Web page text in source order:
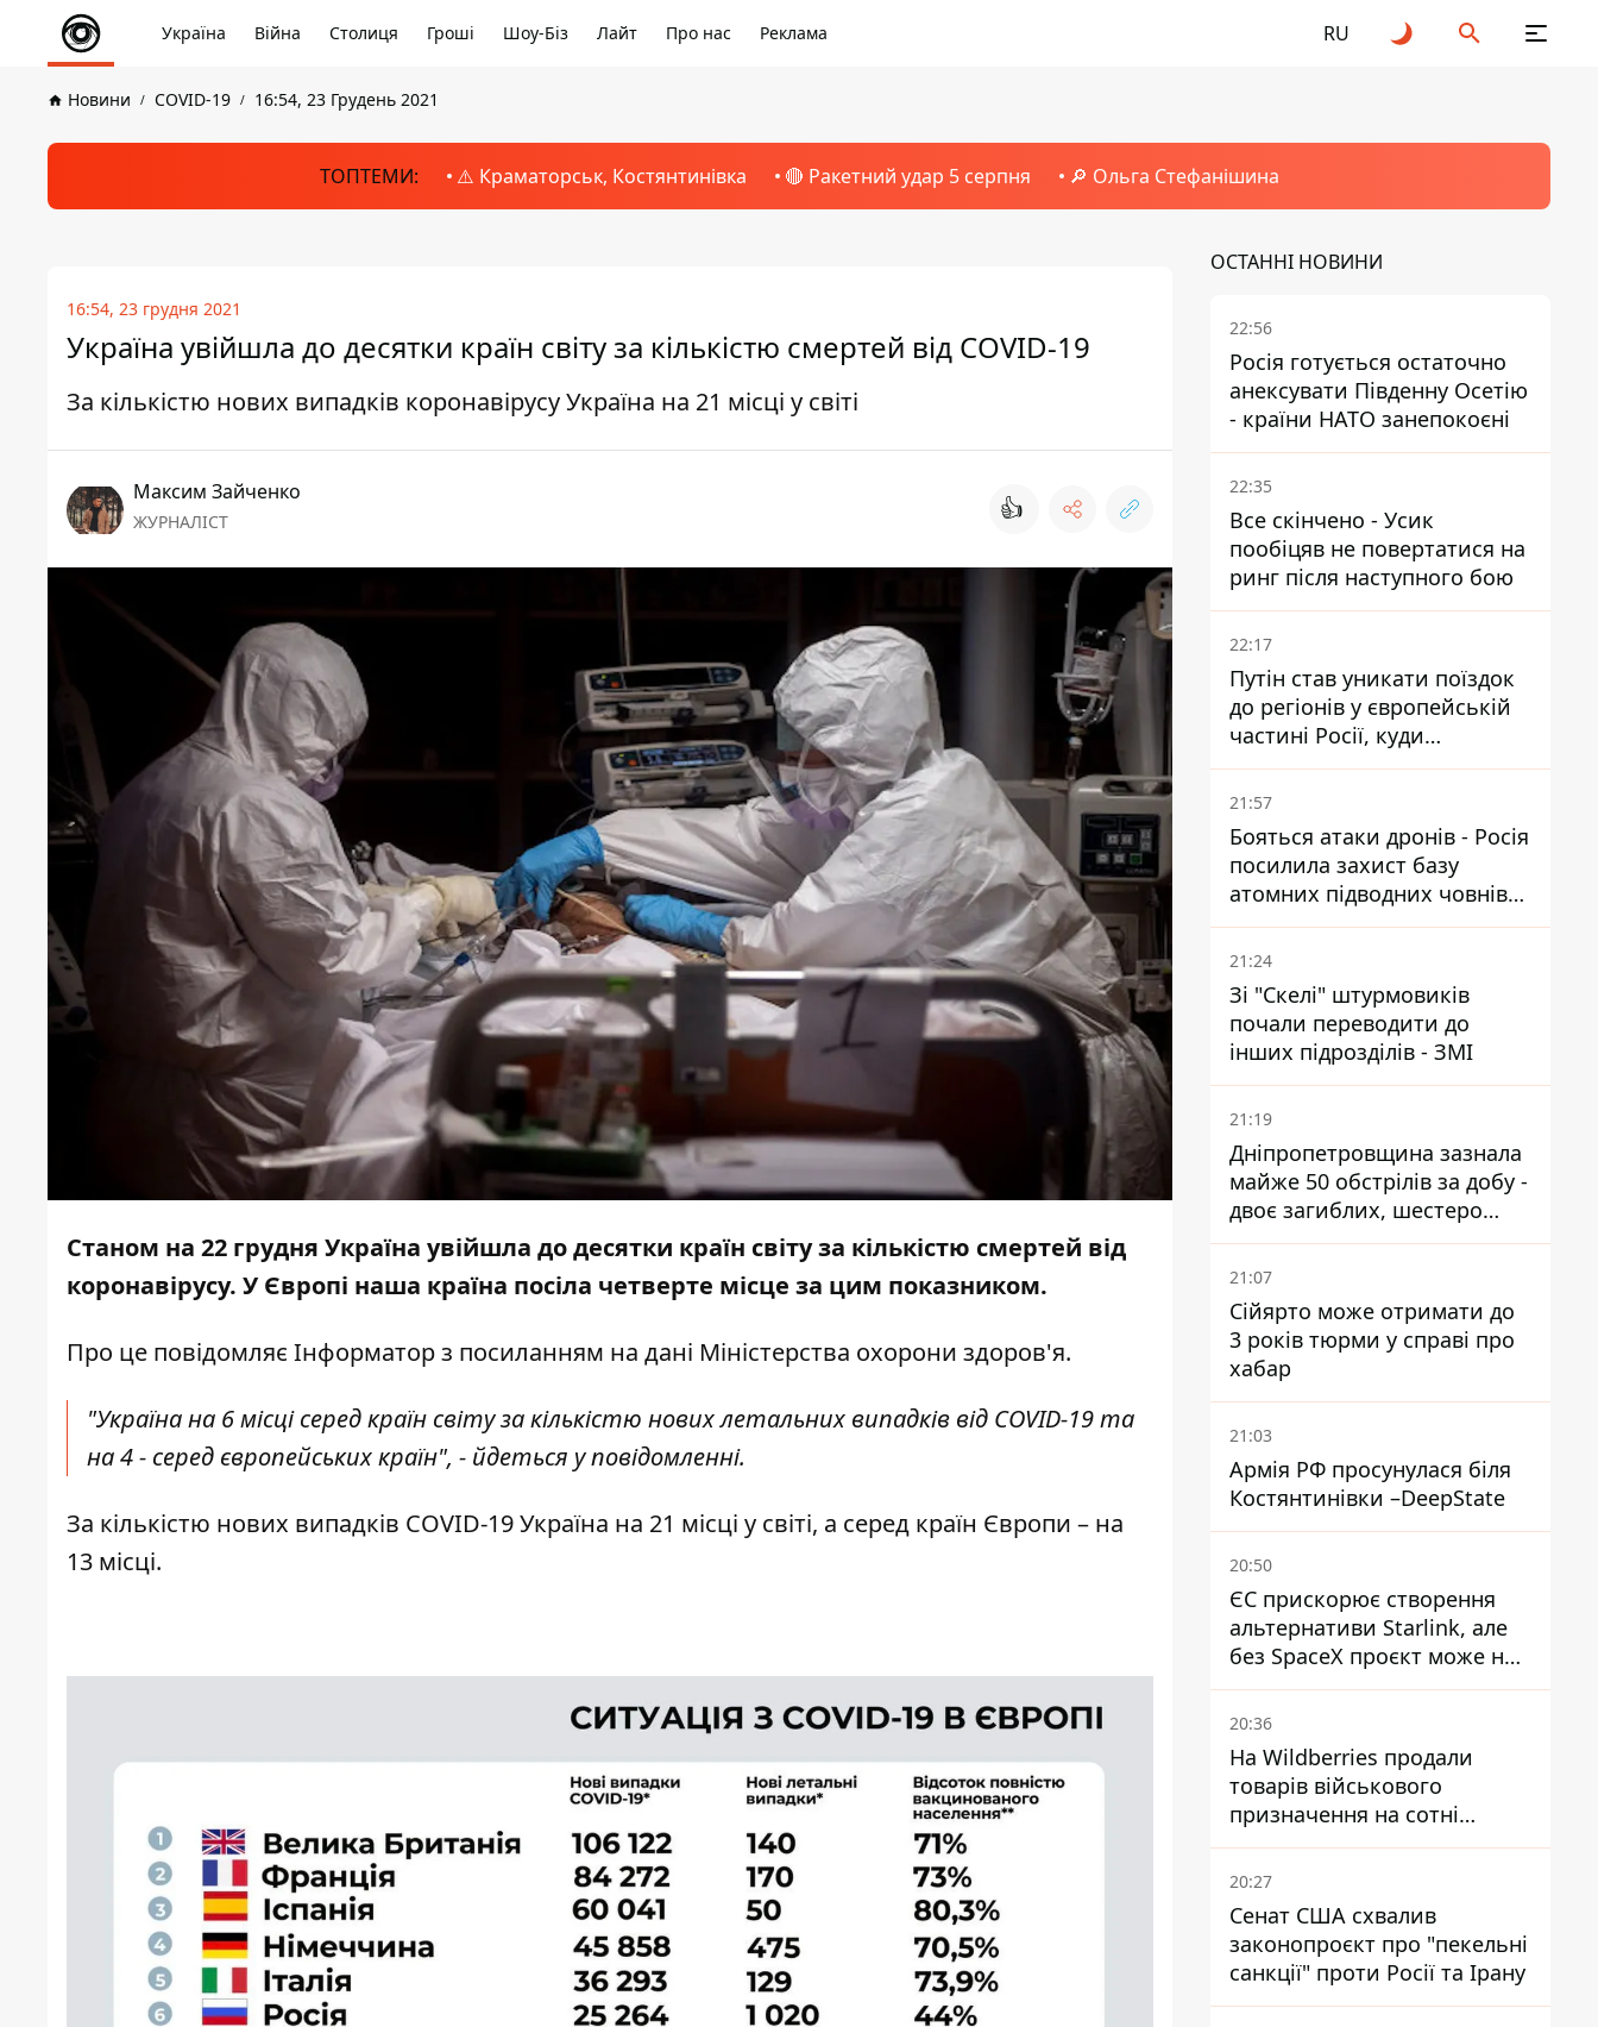
Україна Війна Столиця Гроші Шоу-Біз Лайт Про нас Реклама RU
Новини COVID-19 16:54, 23 Грудень 2021
ТОПТЕМИ: ⚠️ Краматорськ, Костянтинівка 🔴 Ракетний удар 5 серпня 🔎 Ольга Стефанішина
16:54, 23 грудня 2021
Україна увійшла до десятки країн світу за кількістю смертей від COVID-19
За кількістю нових випадків коронавірусу Україна на 21 місці у світі
Максим Зайченко
ЖУРНАЛІСТ 👍
Станом на 22 грудня Україна увійшла до десятки країн світу за кількістю смертей від
коронавірусу. У Європі наша країна посіла четверте місце за цим показником.
Про це повідомляє Інформаторз посиланням на дані Міністерства охорони здоров'я.
"Україна на 6 місці серед країн світу за кількістю нових летальних випадків від COVID-19 та
на 4 - серед європейських країн", - йдеться у повідомленні.
За кількістю нових випадків COVID-19 Україна на 21 місці у світі, а серед країн Європи – на
13 місці.
ОСТАННІ НОВИНИ
22:56
Росія готується остаточно
анексувати Південну Осетію
- країни НАТО занепокоєні
22:35
Все скінчено - Усик
пообіцяв не повертатися на
ринг після наступного бою
22:17
Путін став уникати поїздок
до регіонів у європейській
частині Росії, куди
регулярно долітають дрони
21:57
Бояться атаки дронів - Росія
посилила захист базу
атомних підводних човнів
за 7400 км від України
21:24
Зі "Скелі" штурмовиків
почали переводити до
інших підрозділів - ЗМІ
21:19
Дніпропетровщина зазнала
майже 50 обстрілів за добу -
двоє загиблих, шестеро
постраждалих
21:07
Сійярто може отримати до
3 років тюрми у справі про
хабар
21:03
Армія РФ просунулася біля
Костянтинівки –DeepState
20:50
ЄС прискорює створення
альтернативи Starlink, але
без SpaceX проєкт може не
обійтися
20:36
На Wildberries продали
товарів військового
призначення на сотні
мільйонів, але удари ЗСУ
змінили ситуацію
20:27
Сенат США схвалив
законопроєкт про "пекельні
санкції" проти Росії та Ірану